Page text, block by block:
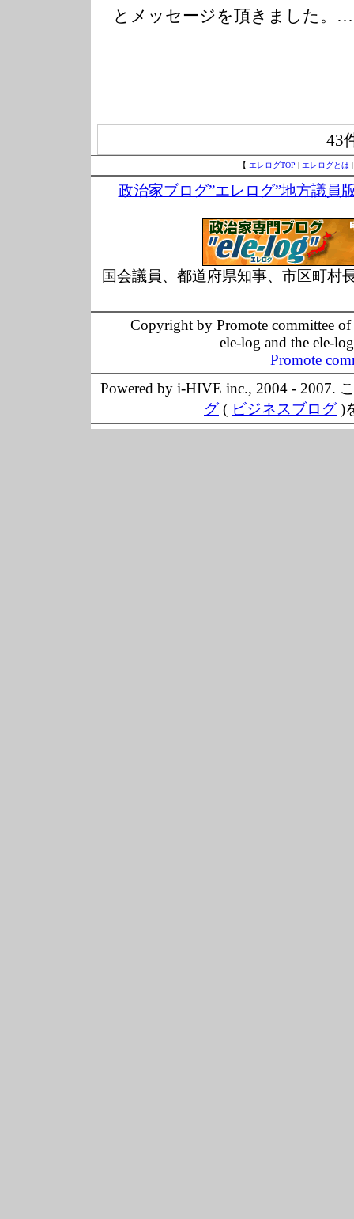
とメッセージを頂きました。…
43
【 エレログTOP | エレログとは
政治家ブログ”エレログ”地方議員
国会議員、都道府県知事、市区町村
Copyright by Promote committee
ele-log and the ele-
Promote
Powered by i-HIVE inc., 2004 - 2007.
グ( ビジネスブログ)